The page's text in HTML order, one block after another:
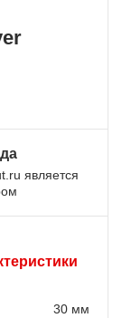
является
30 мм